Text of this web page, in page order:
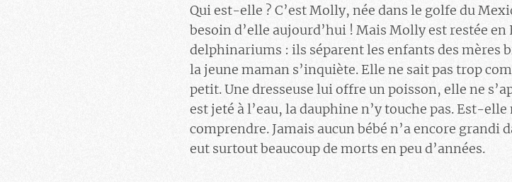
Qui est-elle ? C’est Molly, née dans le golfe du
besoin d’elle aujourd’hui ! Mais Molly est restée en
delphinariums : ils séparent les enfants des mères
la jeune maman s’inquiète. Elle ne sait pas trop
petit. Une dresseuse lui offre un poisson, elle ne
est jeté à l’eau, la dauphine n’y touche pas. Est-elle
comprendre. Jamais aucun bébé n’a encore grandi
eut surtout beaucoup de morts en peu d’années.